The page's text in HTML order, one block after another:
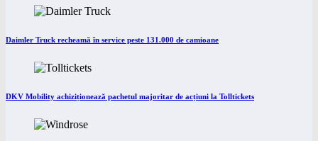
Daimler Truck recheamă în service peste 131.000 de camioane
DKV Mobility achiziționează pachetul majoritar de acțiuni la Tolltickets